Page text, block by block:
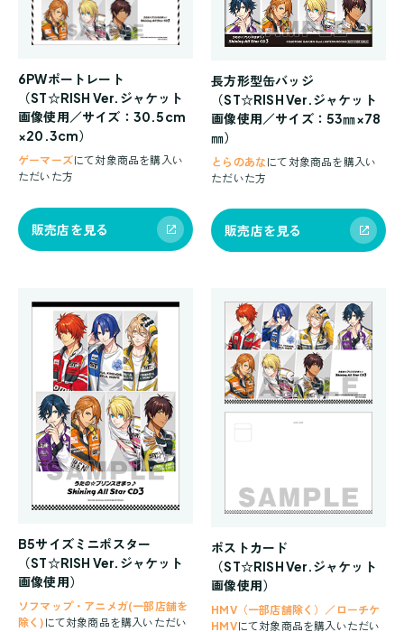
6PWポートレート
（ST☆RISH Ver.ジャケット
画像使用／サイズ：30.5cm
×20.3cm）
ゲーマーズにて対象商品を購入い
ただいた方
販売店を見る
長方形型缶バッジ
（ST☆RISH Ver.ジャケット
画像使用／サイズ：53㎜×78
㎜）
とらのあな にて対象商品を購入い
ただいた方
販売店を見る
B5サイズミニポスター
（ST☆RISH Ver.ジャケット
画像使用）
ソフマップ・アニメガ(一部店舗を
除く) にて対象商品を購入いただい
ポストカード
（ST☆RISH Ver.ジャケット
画像使用）
HMV（一部店舗除く）／ローチケ
HMVにて対象商品を購入いただい